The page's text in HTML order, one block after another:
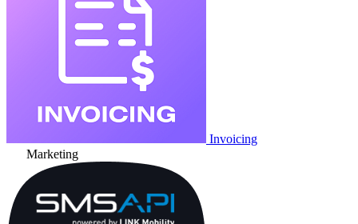
Invoicing
Marketing